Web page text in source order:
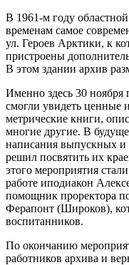
В 1961-м году
временам самое
ул. Героев Арктики, к
пристроены
В этом здании архив
Именно здесь 30
смогли увидеть ценные
метрические книги,
многие другие. В
написания выпускных и
решил посвятить их
этого мероприятия
работе иподиакон
помощник проректора
Ферапонт (Широков),
воспитанников.
По окончанию
работников архива и